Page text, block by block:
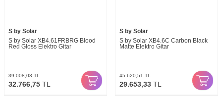
S by Solar
S by Solar XB4.61FRBRG Blood
Red Gloss Elektro Gitar
39.008,03TL
32.766,75 TL
S by Solar
S by Solar XB4.6C Carbon Black
Matte Elektro Gitar
45.620,51TL
29.653,33 TL